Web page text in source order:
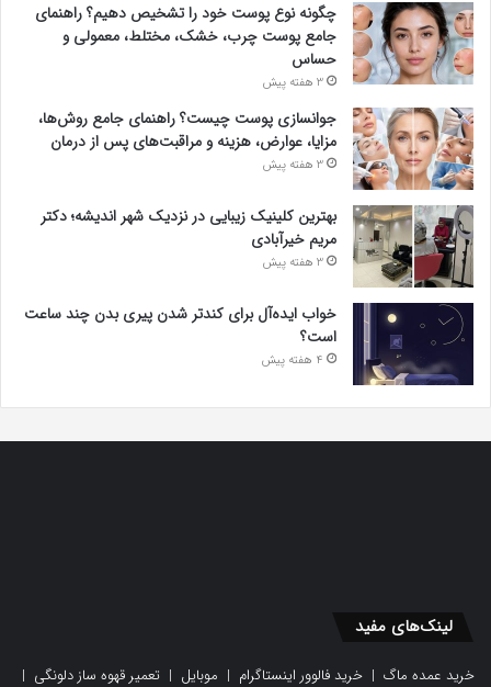
چگونه نوع پوست خود را تشخیص دهیم؟ راهنمای
جامع پوست چرب، خشک، مختلط، معمولی و
حساس
3 هفته پیش
جوانسازی پوست چیست؟ راهنمای جامع روش‌ها،
مزایا، عوارض، هزینه و مراقبت‌های پس از درمان
3 هفته پیش
بهترین کلینیک زیبایی در نزدیک شهر اندیشه؛ دکتر
مریم خیرآبادی
3 هفته پیش
خواب ایده‌آل برای کندتر شدن پیری بدن چند ساعت
است؟
4 هفته پیش
لینک‌های مفید
خرید عمده ماگ | خرید فالوور اینستاگرام | موبایل | تعمیر قهوه ساز دلونگی |